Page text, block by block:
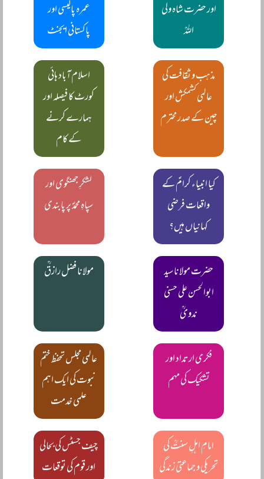
اور حضرت شاہ ولی
اللہؒ
عمرہ پالیسی اور
پاکستانی ایجنٹ
مذہب و ثقافت کی
عالمی کشمکش اور
چین کے صدر محترم
اسلام آباد ہائی
کورٹ کا فیصلہ اور
ہمارے کرنے
کے کام
کیا انبیاء کرامؑ کے
واقعات فرضی
کہانیاں ہیں؟
لشکرِ جھنگوی اور
سپاہِ محمدؐ پر پابندی
حضرت مولانا سید
ابوالحسن علی حسنی
ندویؒ
مولانا فضل رازقؒ
فکری ارتداد اور
تشکیک کی مہم
عالمی مجلس تحفظ ختم
نبوت کی ایک اہم
علمی خدمت
امامِ اہلِ سنتؒ کی
تحریکی و جماعتی زندگی
چیف جسٹس کی بحالی
اور قوم کی توقعات